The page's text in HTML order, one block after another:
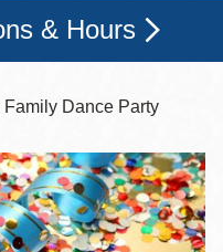
& Hours
Dance Party